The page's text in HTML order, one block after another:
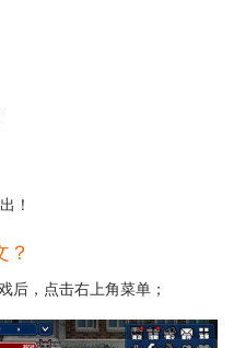
！
？
后，点击右上角菜单；